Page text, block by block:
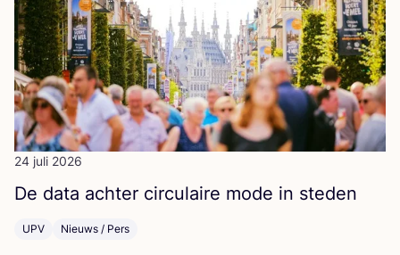
24 juli 2026
De data ach­ter cir­cu­lai­re mode in steden
UPV Nieuws / Pers